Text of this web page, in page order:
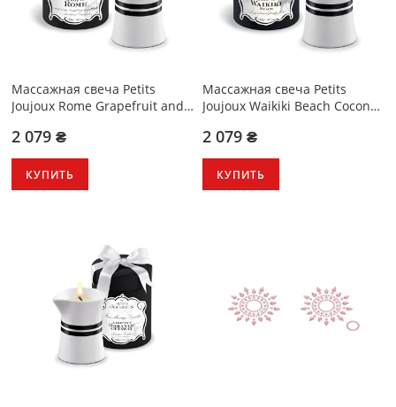
Массажная свечa Petits
Joujoux Rome Grapefruit and
2 079 ₴
КУПИТЬ
Массажная свечa Petits
Joujoux Waikiki Beach Coconut
2 079 ₴
КУПИТЬ